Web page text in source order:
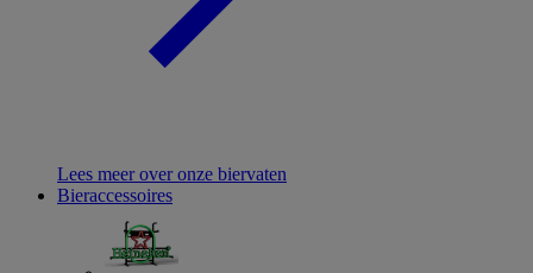
Lees meer over onze biervaten
Bieraccessoires